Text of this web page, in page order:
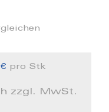
pro Stk
zzgl. MwSt.